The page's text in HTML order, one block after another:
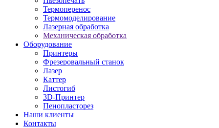
Термоперенос
Термомоделирование
Лазерная обработка
Механическая обработка
Оборудование
Принтеры
Фрезеровальный станок
Лазер
Каттер
Листогиб
3D-Принтер
Пенопласторез
Наши клиенты
Контакты